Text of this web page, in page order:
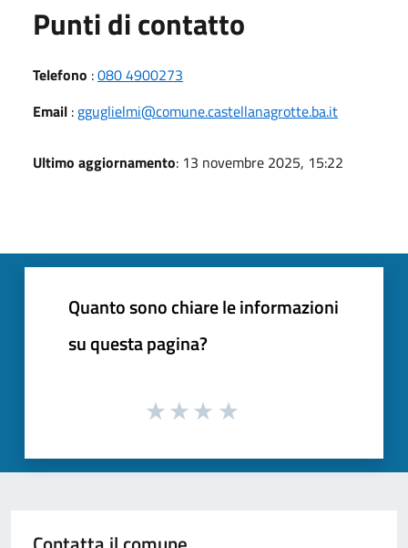
Punti di contatto
Telefono :080 4900273
Email : gguglielmi@comune.castellanagrotte.ba.it
Ultimo aggiornamento: 13 novembre 2025, 15:22
Quanto sono chiare le informazioni
su questa pagina?